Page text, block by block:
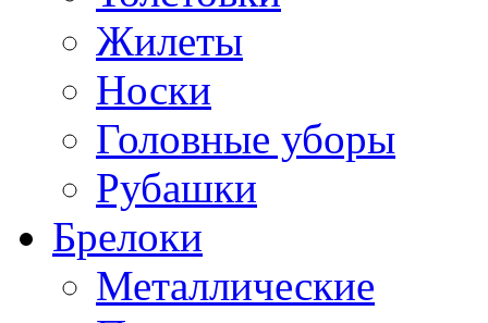
Жилеты
Носки
Головные уборы
Рубашки
Брелоки
Металлические